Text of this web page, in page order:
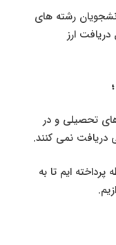
سال ۹۷ شمسی دانشجویان رشته های
ارز
تحصیلی و در
دریافت نمی کنند.
ایم تا به